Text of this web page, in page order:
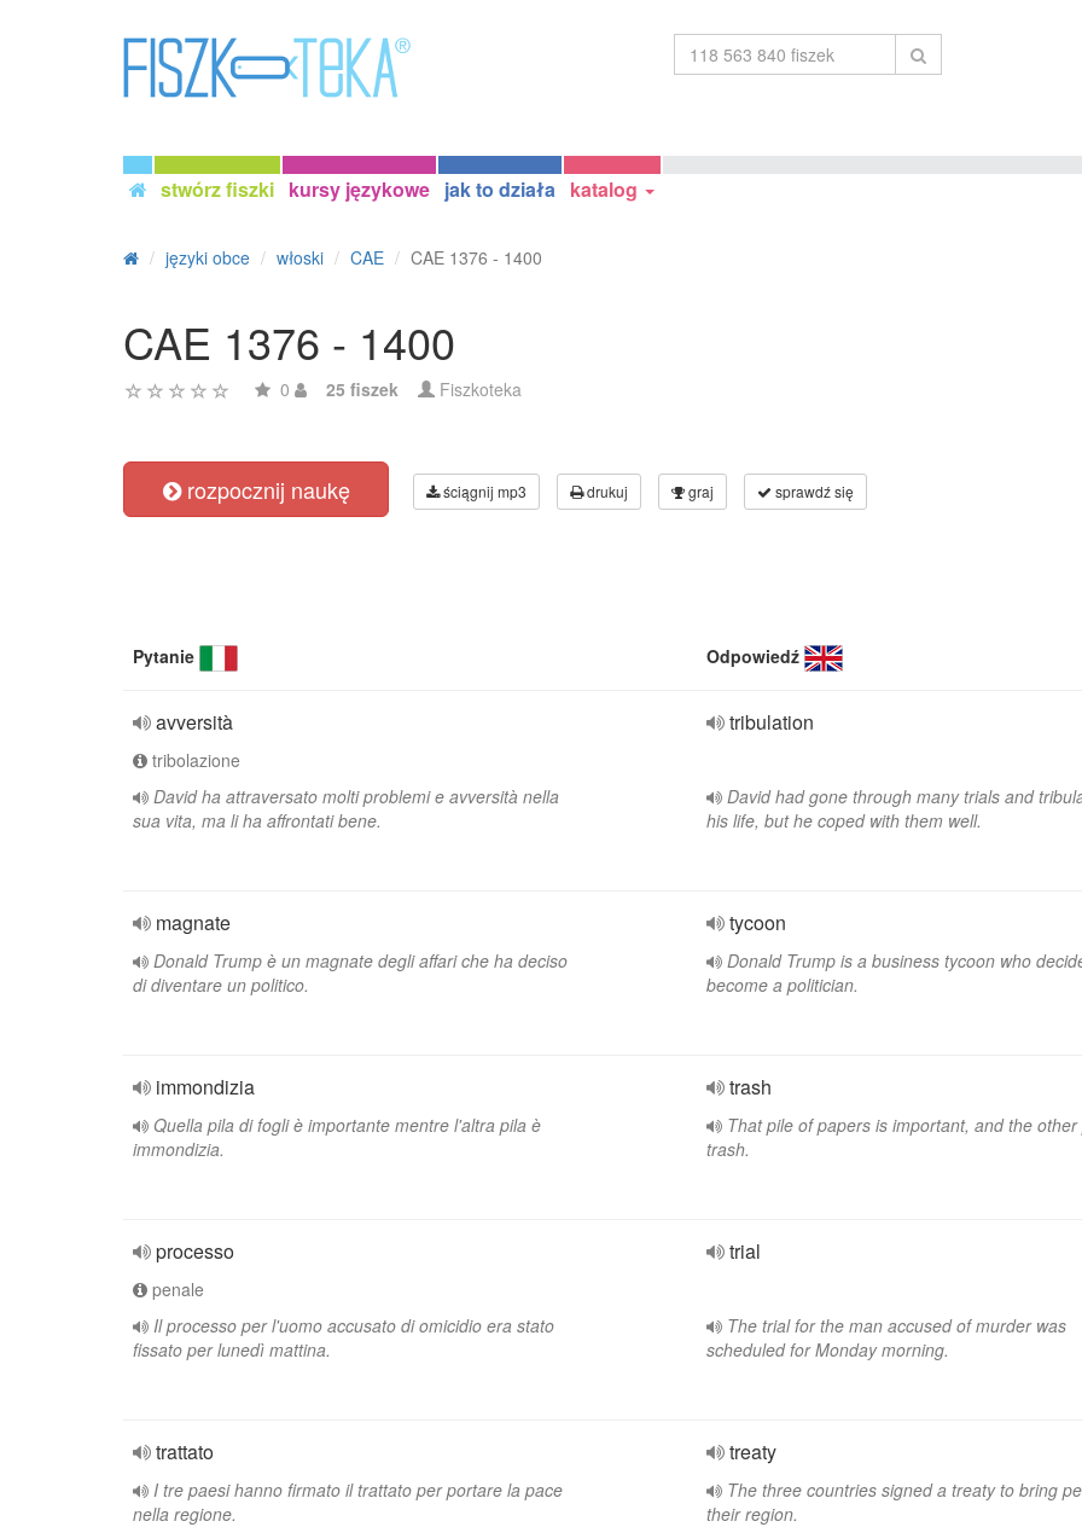
stwórz fiszki kursy językowe jak to działa katalog
języki obce włoski CAE CAE 1376 - 1400
CAE 1376 - 1400
0 25 fiszek Fiszkoteka
rozpocznij naukę ściągnij mp3 drukuj graj sprawdź się
Pytanie Odpowiedź
avversità
tribolazione
David ha attraversato molti problemi e avversità nella
sua vita, ma li ha affrontati bene.
tribulation
David had gone through many trials and
his life, but he coped with them well.
magnate
Donald Trump è un magnate degli affari che ha deciso
di diventare un politico.
tycoon
Donald Trump is a business tycoon who
become a politician.
immondizia
Quella pila di fogli è importante mentre l'altra pila è
immondizia.
trash
That pile of papers is important, and the other
trash.
processo
penale
Il processo per l'uomo accusato di omicidio era stato
fissato per lunedì mattina.
trial
The trial for the man accused of murder was
scheduled for Monday morning.
trattato
I tre paesi hanno firmato il trattato per portare la pace
nella regione.
treaty
The three countries signed a treaty to bring
their region.